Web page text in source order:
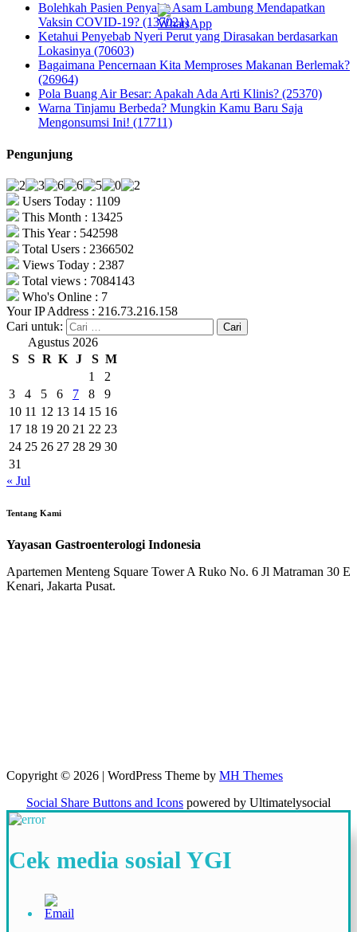
Bolehkah Pasien Penyakit Asam Lambung Mendapatkan
Vaksin COVID-19? (137021)
Ketahui Penyebab Nyeri Perut yang Dirasakan berdasarkan
Lokasinya (70603)
Bagaimana Pencernaan Kita Memproses Makanan Berlemak?
(26964)
Pola Buang Air Besar: Apakah Ada Arti Klinis? (25370)
Warna Tinjamu Berbeda? Mungkin Kamu Baru Saja
Mengonsumsi Ini! (17711)
Pengunjung
Users Today : 1109
This Month : 13425
This Year : 542598
Total Users : 2366502
Views Today : 2387
Total views : 7084143
Who's Online : 7
Your IP Address : 216.73.216.158
Cari untuk:
Agustus 2026
S
S R K J S M
1
2
3
4 5 6 7 8
9
10 11 12 13 14 15 16
17 18 19 20 21 22 23
24 25 26 27 28 29 30
31
« Jul
Tentang Kami
Yayasan Gastroenterologi Indonesia
Apartemen Menteng Square Tower A Ruko No. 6 Jl Matraman 30 E
Kenari, Jakarta Pusat.
Copyright © 2026 | WordPress Theme by MH Themes
Social Share Buttons and Icons powered by Ultimatelysocial
Cek media sosial YGI